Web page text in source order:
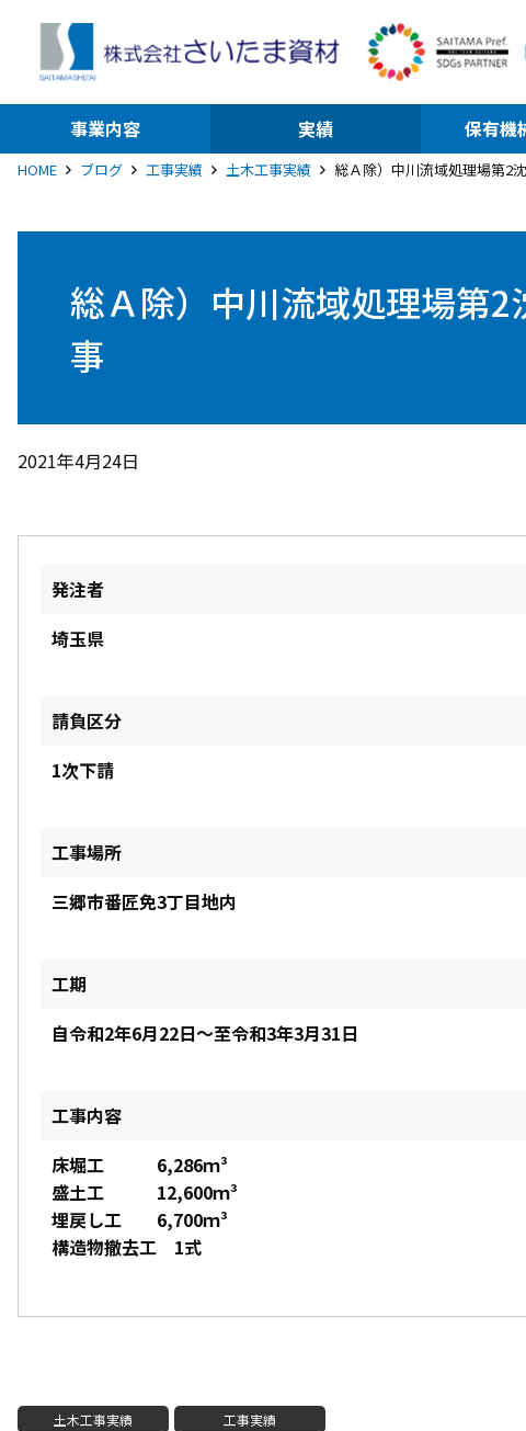
事業内容 実績 保有機
HOME ブログ 工事実績 土木工事実績 総Ａ除）中川流域処理場第2
総Ａ除）中川流域処理場第
事
2021年4月24日
発注者
埼玉県
請負区分
1次下請
工事場所
三郷市番匠免3丁目地内
工期
自令和2年6月22日～至令和3年3月31日
工事内容
床堀工 6,286ｍ³
盛土工 12,600ｍ³
埋戻し工 6,700ｍ³
構造物撤去工 1式
土木工事実績 工事実績